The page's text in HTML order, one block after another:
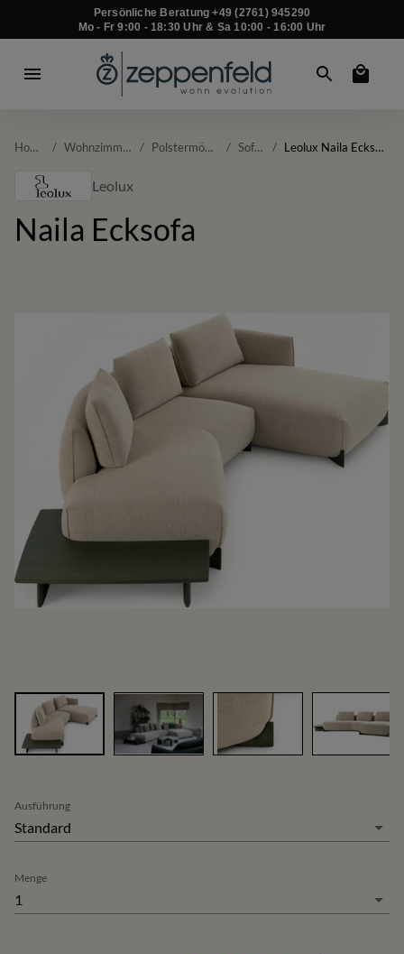
Persönliche Beratung +49 (2761) 945290
Mo - Fr 9:00 - 18:30 Uhr & Sa 10:00 - 16:00 Uhr
Home / Wohnzimmer / Polstermöbel / Sofas / Leolux Naila Ecksofa
Leolux
Naila Ecksofa
Ausführung
Standard
Menge
1